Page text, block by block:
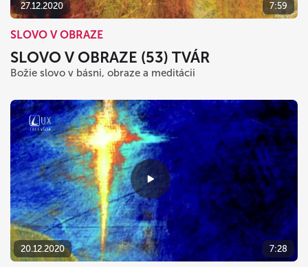
27.12.2020 7:59
SLOVO V OBRAZE
SLOVO V OBRAZE (53) TVÁR
Božie slovo v básni, obraze a meditácii
20.12.2020 7:28